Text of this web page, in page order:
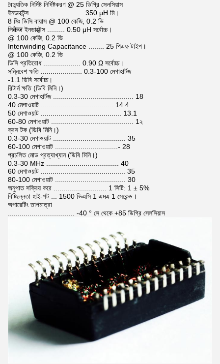
বৈদ্যুতিক নির্দিষ্ট নির্দিষ্টকরণ @ 25 ডিগ্রি সেলসিয়াস
ইনডাক্টেন্স ........................... 350 μH মি।
8 মিঃ ডিসি বায়াস @ 100 কেজি, 0.2 ভি
লিकेज ইনডাক্টেন্স ......... 0.50 μH সর্বোচ্চ।
@ 100 কেজি, 0.2 ভি
Interwinding Capacitance ........ 25 পিএফ টাইপ।
@ 100 কেজি, 0.2 ভি
ডিসি প্রতিরোধ ................... 0.90 Ω সর্বোচ্চ।
সন্নিবেশ ক্ষতি ..................... 0.3-100 মেগাহার্টজ
-1.1 ডিবি সর্বোচ্চ।
রিটার্ন ক্ষতি (ডিবি মিনি।)
0.3-30 মেগাহার্টজ ......................................... 18
40 মেগাওয়াট ..................................... 14.4
50 মেগাওয়াট ......................................... 13.1
60-80 মেগাওয়াট .......................................... 1২
ক্রস টক (ডিবি মিনি।)
0.3-30 মেগাওয়াট ..................................... 35
60-100 মেগাওয়াট ................................- 28
প্রচলিত মোড প্রত্যাখ্যান (ডিবি মিনি।)
0.3-30 MHz ..................................... 40
60 মেগাওয়াট ........................................... 35
80-100 মেগাওয়াট .................................... 30
অনুপাত সক্রিয় করে ........................... 1 সিটি: 1 ± 5%
বিচ্ছিন্নতা হাই-পট ... 1500 ভিএসি 1 এমএ 1 সেকেন্ড।
অপারেটিং তাপমাত্রা
.................................. -40 ° সে থেকে +85 ডিগ্রি সেলসিয়াস